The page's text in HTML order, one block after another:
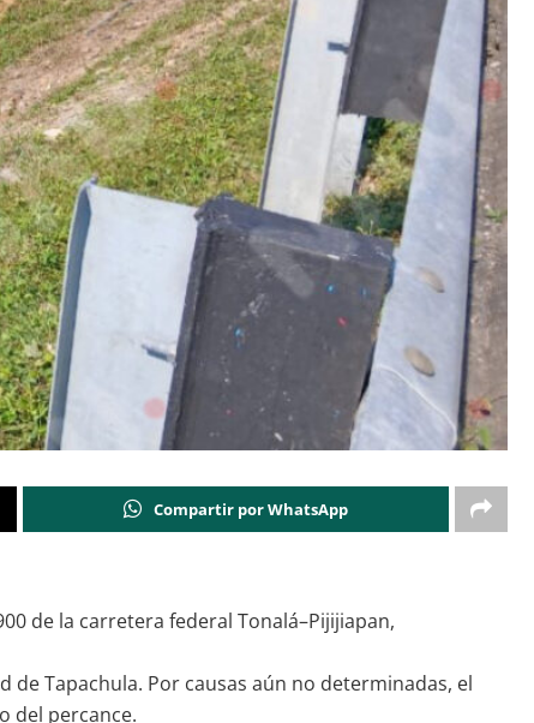
Compartir por WhatsApp
de la carretera federal Tonalá–Pijijiapan,
Tapachula. Por causas aún no determinadas, el
del percance.